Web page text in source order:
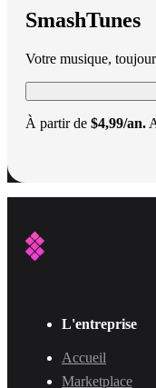
SmashTunes
Votre musique,
À partir de $4,99/an.
L'entreprise
Accueil
Marketplace